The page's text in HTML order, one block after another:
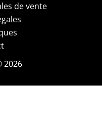
de vente
2026